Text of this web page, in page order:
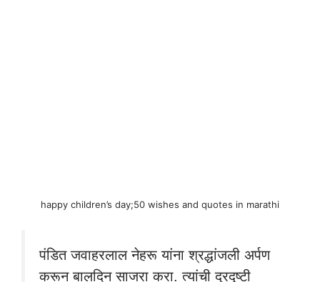
happy children’s day;50 wishes and quotes in marathi
पंडित जवाहरलाल नेहरू यांना श्रद्धांजली अर्पण
करून बालदिन साजरा करा. त्यांची दूरदृष्टी